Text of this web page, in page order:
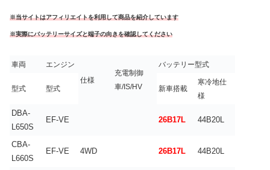
※当サイトはアフィリエイトを利用して商品を紹介しています
※実際にバッテリーサイズと端子の向きを確認してください
車両
エンジン
仕様
充電制御
車/IS/HV
バッテリー型式
型式 型式 新車搭載
寒冷地仕
様
DBA-
L650S
EF-VE 26B17L 44B20L
CBA-
L660S
EF-VE 4WD 26B17L 44B20L